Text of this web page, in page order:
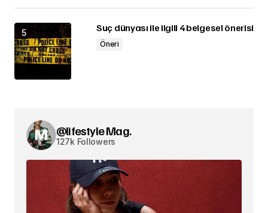
Suç dünyası ile ilgili 4 belgesel önerisi
Öneri
@lifestyle Mag.
127k Followers